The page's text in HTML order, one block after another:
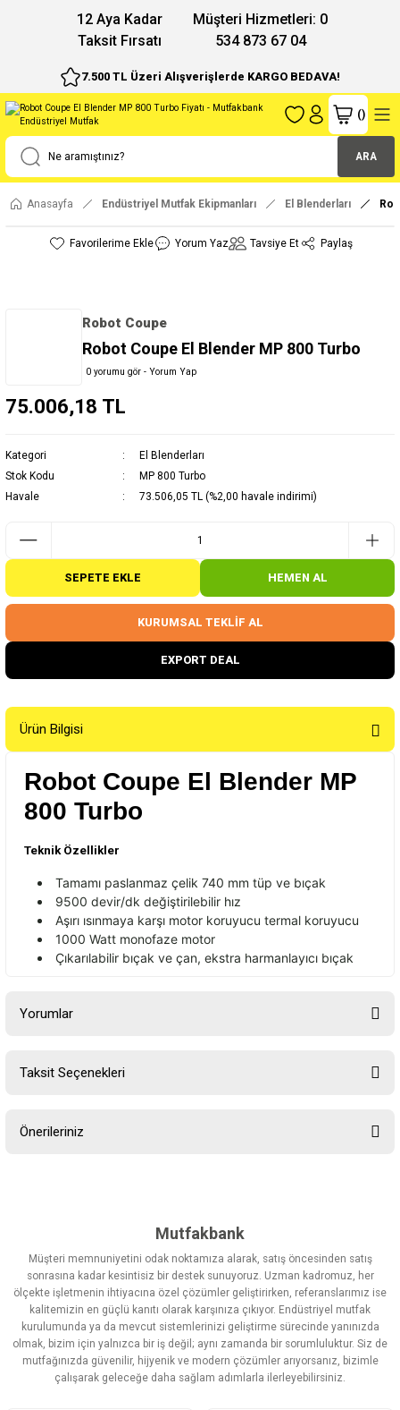
12 Aya Kadar
Taksit Fırsatı
Müşteri Hizmetleri: 0
534 873 67 04
7.500 TL Üzeri Alışverişlerde KARGO BEDAVA!
ARA
()
Anasayfa Endüstriyel Mutfak Ekipmanları El Blenderları
Yorum Yaz Tavsiye Et Paylaş
Robot Coupe
Robot Coupe El Blender MP 800 Turbo
0 yorumu gör - Yorum Yap
75.006,18 TL
Kategori
El Blenderları
Stok Kodu
MP 800 Turbo
Havale
73.506,05 TL (%2,00 havale indirimi)
SEPETE EKLE HEMEN AL
KURUMSAL TEKLİF AL
EXPORT DEAL
Ürün Bilgisi
Robot Coupe El Blender MP
800 Turbo
Teknik Özellikler
Tamamı paslanmaz çelik 740 mm tüp ve bıçak
9500 devir/dk değiştirilebilir hız
Aşırı ısınmaya karşı motor koruyucu termal koruyucu
1000 Watt monofaze motor
Çıkarılabilir bıçak ve çan, ekstra harmanlayıcı bıçak
Yorumlar
Taksit Seçenekleri
Önerileriniz
Görüş ve önerileriniz için teşekkür ederiz.
Ürün resmi kalitesiz, bozuk veya görüntülenemiyor.
Ürün açıklamasında eksik bilgiler bulunuyor.
Ürün bilgilerinde hatalar bulunuyor.
Ürün fiyatı diğer sitelerden daha pahalı.
Bu ürüne benzer farklı alternatifler olmalı.
Mutfakbank
Müşteri memnuniyetini odak noktamıza alarak, satış öncesinden satış
sonrasına kadar kesintisiz bir destek sunuyoruz. Uzman kadromuz, her
ölçekte işletmenin ihtiyacına özel çözümler geliştirirken, referanslarımız ise
kalitemizin en güçlü kanıtı olarak karşınıza çıkıyor. Endüstriyel mutfak
kurulumunda ya da mevcut sistemlerinizi geliştirme sürecinde yanınızda
olmak, bizim için yalnızca bir iş değil; aynı zamanda bir sorumluluktur. Siz de
mutfağınızda güvenilir, hijyenik ve modern çözümler arıyorsanız, bizimle
çalışarak geleceğe daha sağlam adımlarla ilerleyebilirsiniz.